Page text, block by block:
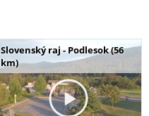
Slovenský raj - Podlesok (56
km)